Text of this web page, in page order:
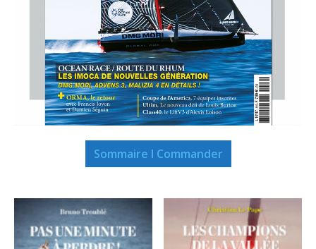
Sommaire I Commander